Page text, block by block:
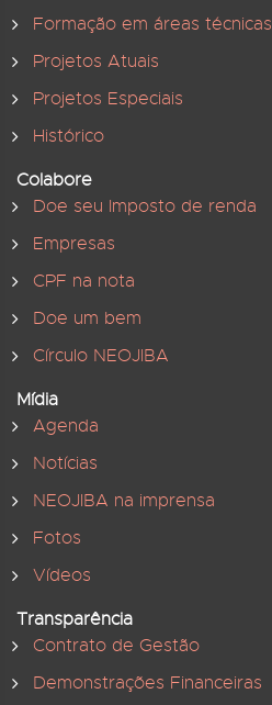
Formação em áreas técnicas
Projetos Atuais
Projetos Especiais
Histórico
Colabore
Doe seu Imposto de renda
Empresas
CPF na nota
Doe um bem
Círculo NEOJIBA
Mídia
Agenda
Notícias
NEOJIBA na imprensa
Fotos
Vídeos
Transparência
Contrato de Gestão
Demonstrações Financeiras